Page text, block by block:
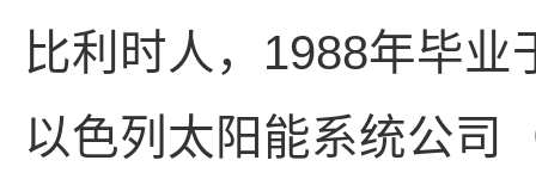
比利时人，1988年毕
以色列太阳能系统公司